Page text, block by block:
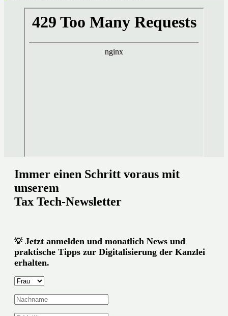
Immer einen Schritt voraus mit
unserem
Tax Tech-Newsletter
💡Jetzt anmelden und monatlich News und
praktische Tipps zur Digitalisierung der Kanzlei
erhalten.